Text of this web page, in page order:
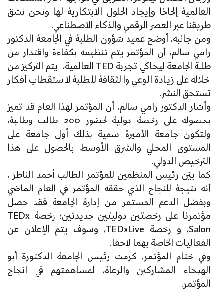
العالمية إلحاحًا وإيجاد الحلول الابتكارية لها ونحن نشق
طريقنا عبر العصر الرقمي والذكاء الاصطناعي.
ومن جانبه، أوضح عميد شؤون الطلبة في الجامعة الدكتور
رامي سالم، أن المؤتمر يتم تنظيمه بكفاءة واقتدار من
طلبة الجامعة ليحاكي تجربة TED العالمية، يتم التركيز من
خلاله على زيادة الوعي والثقافة للطلبة لاستقطاب أفكار
تستحق النشر.
وأشار الدكتور رامي سالم، أن المؤتمر لهذا العام قد تميز
بحصوله على رخصة دولية لحضور 200 طالب وطالبة،
ولتكون جامعة الأميرة سمية بذلك أول جامعة على
المستوى المحلي والشرق الأوسط بالحصول على هذا
الترخيص الدولي.
كما بيَن رئيس المنظمين للمؤتمر الطالب أحمد الناظر ،
أنه نتيجة للنجاح الذي حققه المؤتمر في العام الماضي
وبفضل الدعم المستمر من إدارة الجامعة فقد حصل
مؤتمرنا على رخصتين دوليتين جديدتين؛ رخصة TEDx
Salon، و رخصة TEDxLive، وسوف يتم الإعلان عن
الفعاليات الخاصة بهما لاحقا.
وفي ختام المؤتمر، كرمت رئيس الجامعة الدكتورة أبو
الهيجاء المشاركين والرعاة، لمساهمتهم في انجاح
المؤتمر.